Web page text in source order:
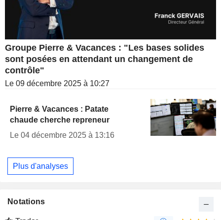
Groupe Pierre & Vacances : "Les bases solides
sont posées en attendant un changement de
contrôle"
Le 09 décembre 2025 à 10:27
Pierre & Vacances : Patate
chaude cherche repreneur
Le 04 décembre 2025 à 13:16
Plus d'analyses
Notations